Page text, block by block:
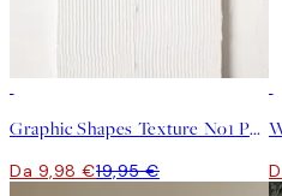
Graphic Shapes Texture No1 Poster
Da 9,98 €19,95 €